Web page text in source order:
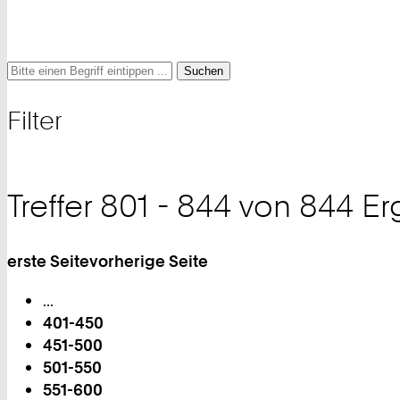
Suche
und
Suche
Suche
Filter
Treffer 801 - 844 von 844
Blättern
erste Seitevorherige Seite
...
401-450
451-500
501-550
551-600